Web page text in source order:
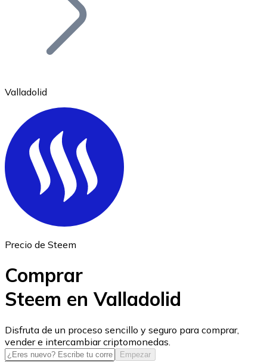
Ethereum
ETH
USD Coin
USDC
Valladolid
Precio de Steem
Comprar
Steem en Valladolid
Disfruta de un proceso sencillo y seguro para comprar,
vender e intercambiar criptomonedas.
Empezar